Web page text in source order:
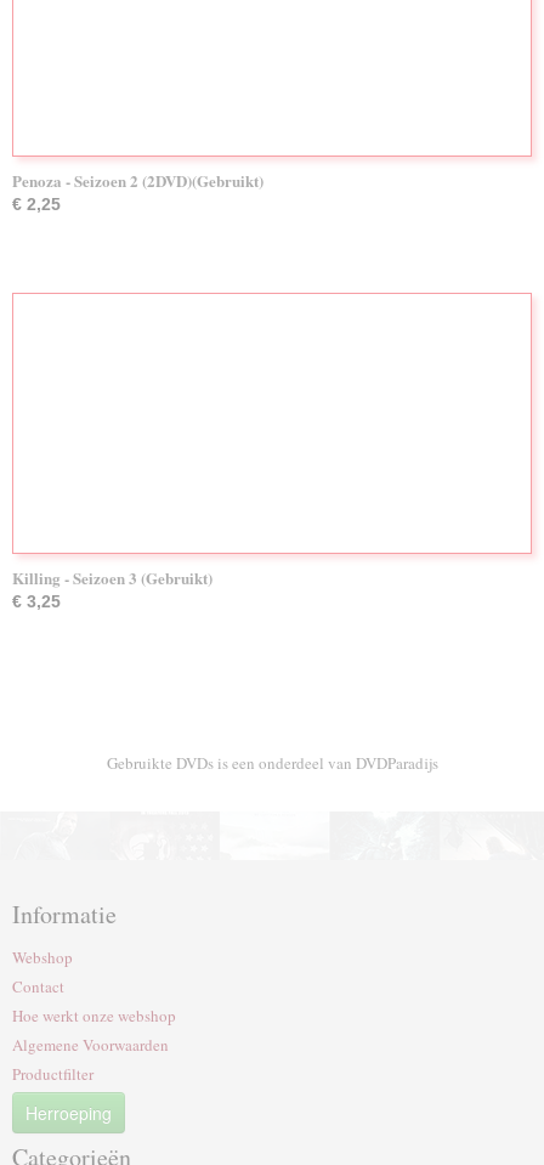
Penoza - Seizoen 2 (2DVD)(Gebruikt)
€ 2,25
Killing - Seizoen 3 (Gebruikt)
€ 3,25
Gebruikte DVDs is een onderdeel van DVDParadijs
Informatie
Webshop
Contact
Hoe werkt onze webshop
Algemene Voorwaarden
Productfilter
Herroeping
Categorieën